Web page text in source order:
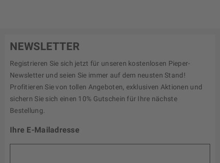
NEWSLETTER
Registrieren Sie sich jetzt für unseren kostenlosen Pieper-
Newsletter und seien Sie immer auf dem neusten Stand!
Profitieren Sie von tollen Angeboten, exklusiven Aktionen und
sichern Sie sich einen 10% Gutschein für Ihre nächste
Bestellung.
Ihre E-Mailadresse